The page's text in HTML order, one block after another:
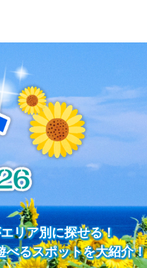
リア別に探せる！
べるスポットを大紹介！